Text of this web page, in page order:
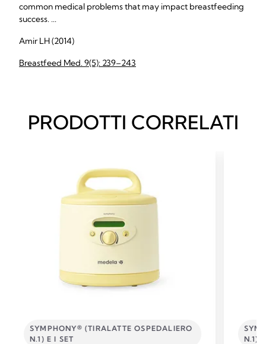
common medical problems that may impact breastfeeding
success. ...
Amir LH (2014)
Breastfeed Med. 9(5): 239–243
PRODOTTI CORRELATI
SYMPHONY® (TIRALATTE OSPEDALIERO
N.1) E I SET
N.1)